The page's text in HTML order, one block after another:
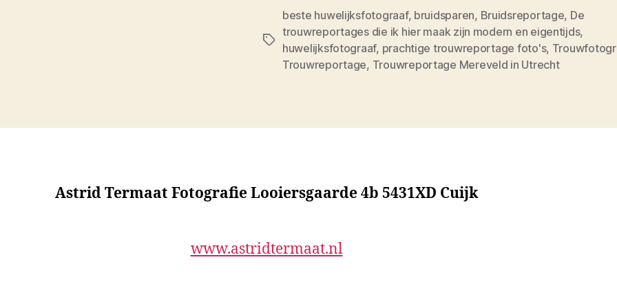
Tags
beste huwelijksfotograaf, bruidsparen, Bruidsreportage, De
trouwreportages die ik hier maak zijn modern en eigentijds,
huwelijksfotograaf, prachtige trouwreportage foto's,
Trouwreportage, Trouwreportage Mereveld in Utrecht
Astrid Termaat Fotografie Looiersgaarde 4b 5431XD Cuijk
www.astridtermaat.nl